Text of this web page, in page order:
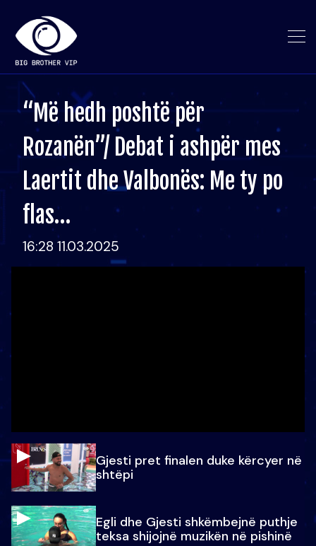
“Më hedh poshtë për
Rozanën”/ Debat i ashpër mes
Laertit dhe Valbonës: Me ty po
flas…
16:28 11.03.2025
Gjesti pret finalen duke kërcyer në
shtëpi
Egli dhe Gjesti shkëmbejnë puthje
teksa shijojnë muzikën në pishinë